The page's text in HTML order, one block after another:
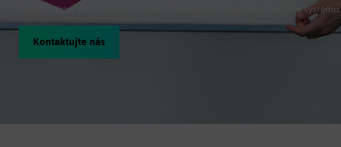
Rozšírte šírku simulačných schopností integráciou modelov simulácie systému.
Kontaktujte nás